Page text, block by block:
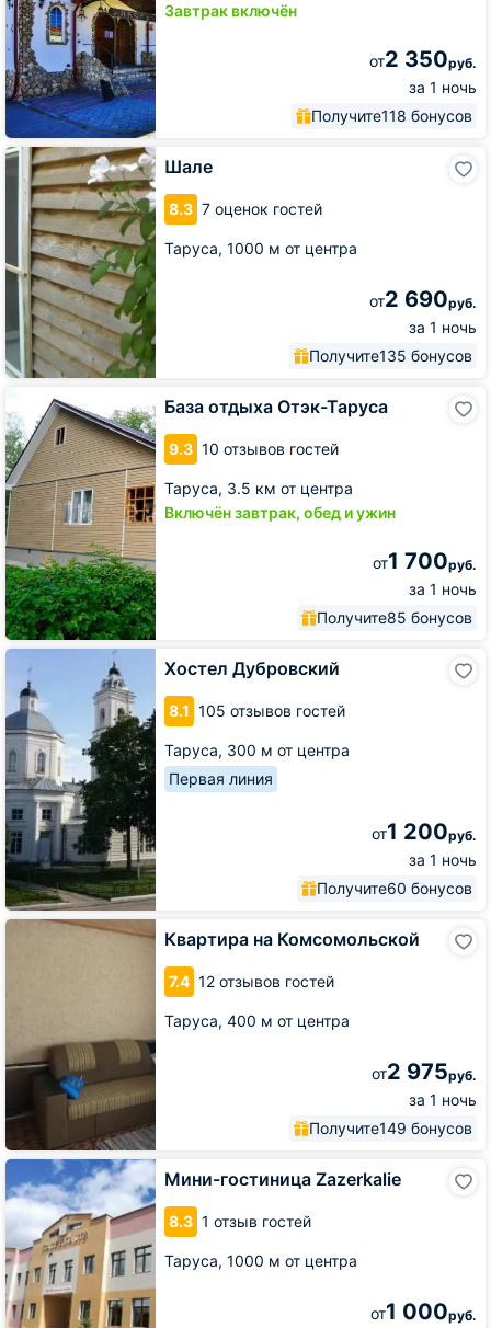
Завтрак включён
от2 350руб.
за 1 ночь
Получите118 бонусов
Шале
8.3 7 оценок гостей
Таруса, 1000 м от центра
от2 690руб.
за 1 ночь
Получите135 бонусов
Шале
База отдыха Отэк-Таруса
9.3 10 отзывов гостей
Таруса, 3.5 км от центра
Включён завтрак, обед и ужин
от1 700руб.
за 1 ночь
Получите85 бонусов
отдыха
Отэк-
Таруса
Хостел Дубровский
8.1 105 отзывов гостей
Таруса, 300 м от центра
Первая линия
от1 200руб.
за 1 ночь
Получите60 бонусов
Хостел
Дубровский
Квартира на Комсомольской
7.4 12 отзывов гостей
Таруса, 400 м от центра
от2 975руб.
за 1 ночь
Получите149 бонусов
Квартира
Мини-гостиница Zazerkalie
8.3 1 отзыв гостей
Таруса, 1000 м от центра
от1 000руб.
Мини-
гостиница
Zazerkalie